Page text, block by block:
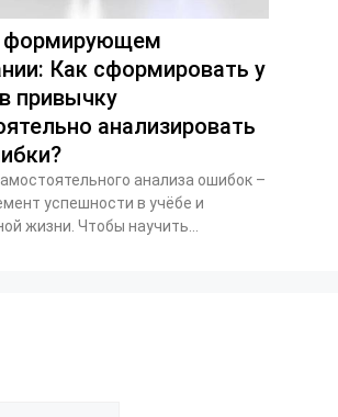
формирующем
Как сформировать у
привычку
анализировать
анализа ошибок –
успешности в учёбе и
жизни. Чтобы научить...